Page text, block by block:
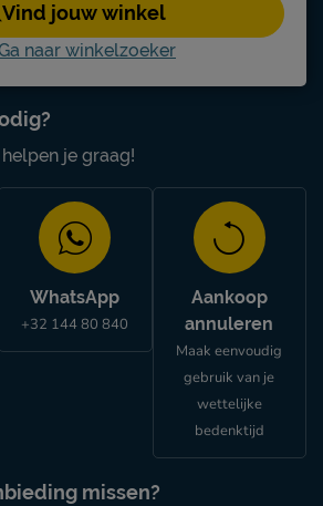
je graag!
WhatsApp
+32 144 80 840
Aankoop
annuleren
Maak eenvoudig
gebruik van je
wettelijke
bedenktijd
missen?
Vind jouw winkel
naar winkelzoeker